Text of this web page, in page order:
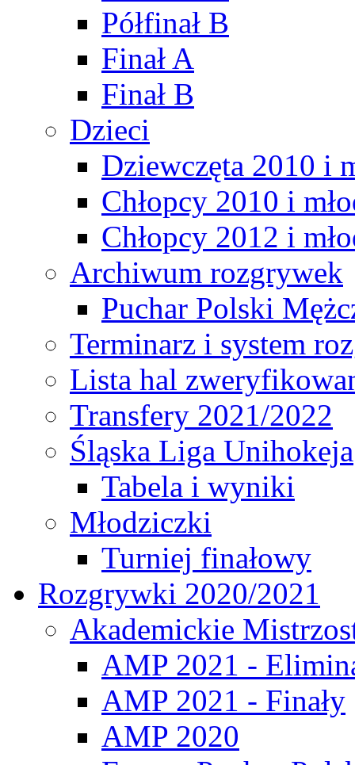
Półfinał B
Finał A
Finał B
Dzieci
Dziewczęta 2010 i
Chłopcy 2010 i
Chłopcy 2012 i
Archiwum rozgrywek
Puchar Polski
Terminarz i system
Lista hal
Transfery 2021/2022
Śląska Liga Unihokeja
Tabela i wyniki
Młodziczki
Turniej finałowy
Rozgrywki 2020/2021
Akademickie
AMP 2021 -
AMP 2021 - Finały
AMP 2020